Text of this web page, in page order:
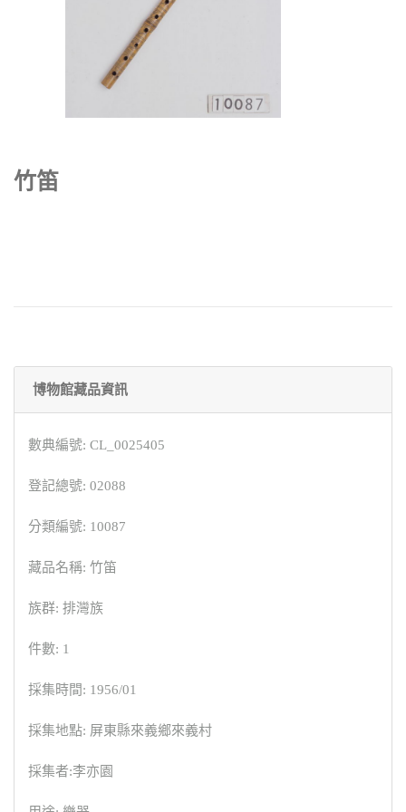
竹笛
博物館藏品資訊
數典編號: CL_0025405
登記總號: 02088
分類編號: 10087
藏品名稱: 竹笛
族群: 排灣族
件數: 1
採集時間: 1956/01
採集地點: 屏東縣來義鄉來義村
採集者:李亦園